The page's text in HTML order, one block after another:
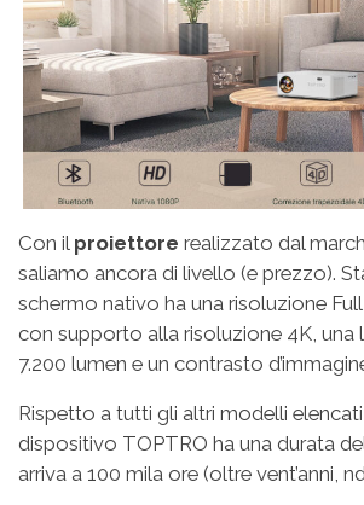
Con il proiettore realizzato dal
saliamo ancora di livello (e prezzo).
schermo nativo ha una risoluzione
con supporto alla risoluzione 4K, una
7.200 lumen e un contrasto
Rispetto a tutti gli altri modelli
dispositivo TOPTRO ha una durata
arriva a 100 mila ore (oltre vent’anni,